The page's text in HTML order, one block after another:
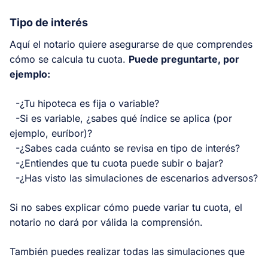
Tipo de interés
Aquí el notario quiere asegurarse de que comprendes
cómo se calcula tu cuota. Puede preguntarte, por
ejemplo:
-¿Tu hipoteca es fija o variable?
-Si es variable, ¿sabes qué índice se aplica (por
ejemplo, euríbor)?
-¿Sabes cada cuánto se revisa en tipo de interés?
-¿Entiendes que tu cuota puede subir o bajar?
-¿Has visto las simulaciones de escenarios adversos?
Si no sabes explicar cómo puede variar tu cuota, el
notario no dará por válida la comprensión.
También puedes realizar todas las simulaciones que